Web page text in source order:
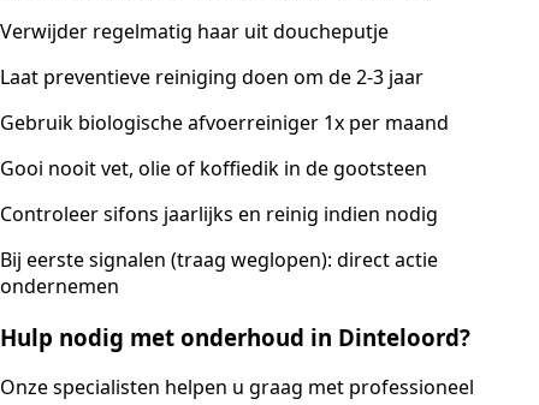
Verwijder regelmatig haar uit doucheputje
Laat preventieve reiniging doen om de 2-3 jaar
Gebruik biologische afvoerreiniger 1x per maand
Gooi nooit vet, olie of koffiedik in de gootsteen
Controleer sifons jaarlijks en reinig indien nodig
Bij eerste signalen (traag weglopen): direct actie
ondernemen
Hulp nodig met onderhoud in Dinteloord?
Onze specialisten helpen u graag met professioneel